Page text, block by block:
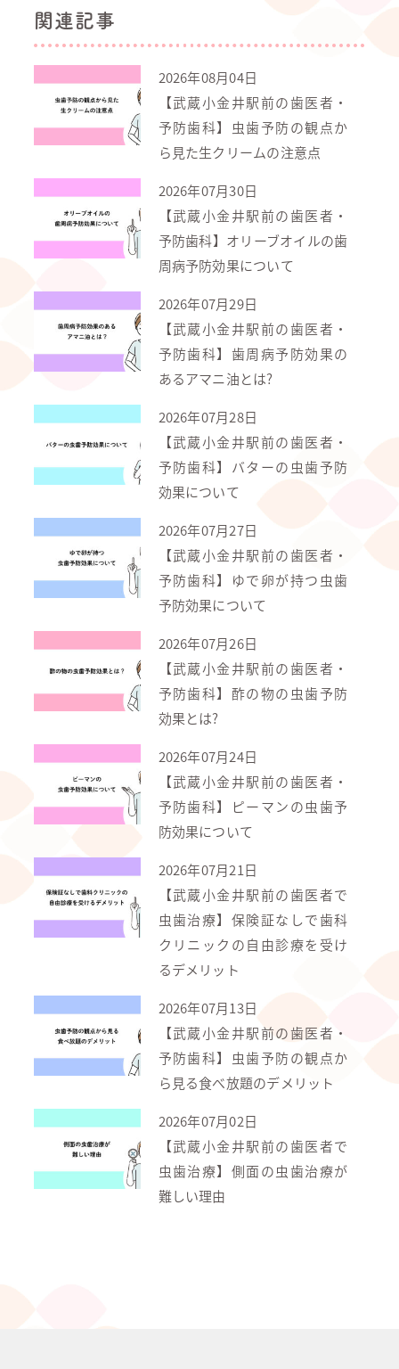
関連記事
2026年08月04日
【武蔵小金井駅前の歯医者・
予防歯科】虫歯予防の観点か
ら見た生クリームの注意点
2026年07月30日
【武蔵小金井駅前の歯医者・
予防歯科】オリーブオイルの歯
周病予防効果について
2026年07月29日
【武蔵小金井駅前の歯医者・
予防歯科】歯周病予防効果の
あるアマニ油とは?
2026年07月28日
【武蔵小金井駅前の歯医者・
予防歯科】バターの虫歯予防
効果について
2026年07月27日
【武蔵小金井駅前の歯医者・
予防歯科】ゆで卵が持つ虫歯
予防効果について
2026年07月26日
【武蔵小金井駅前の歯医者・
予防歯科】酢の物の虫歯予防
効果とは?
2026年07月24日
【武蔵小金井駅前の歯医者・
予防歯科】ピーマンの虫歯予
防効果について
2026年07月21日
【武蔵小金井駅前の歯医者で
虫歯治療】保険証なしで歯科
クリニックの自由診療を受け
るデメリット
2026年07月13日
【武蔵小金井駅前の歯医者・
予防歯科】虫歯予防の観点か
ら見る食べ放題のデメリット
2026年07月02日
【武蔵小金井駅前の歯医者で
虫歯治療】側面の虫歯治療が
難しい理由